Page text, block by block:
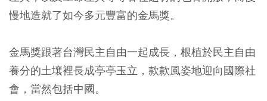
慢地造就了如今多元豐富的金馬獎。
金馬獎跟著台灣民主自由一起成長，根植於民主自由
養分的土壤裡長成亭亭玉立，款款風姿地迎向國際社
會，當然包括中國。